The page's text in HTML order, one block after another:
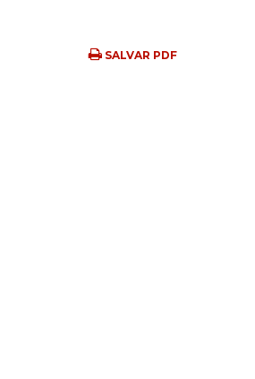
SALVAR PDF